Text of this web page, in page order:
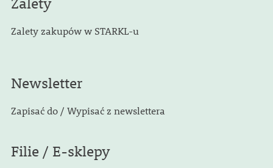
Zalety zakupów w STARKL-u
Newsletter
Zapisać do / Wypisać z newslettera
Filie / E-sklepy